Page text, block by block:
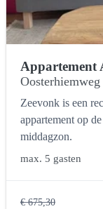
Appartement
Zeevonk is een
appartement op
middagzon.
max. 5 gasten
€ 675,30